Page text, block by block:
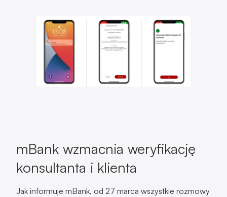
mBank wzmacnia weryfikację
konsultanta i klienta
Jak informuje mBank, od 27 marca wszystkie rozmowy